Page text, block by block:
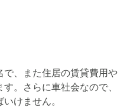
で、また住居の賃貸費用や
。さらに車社会なので、
けません。